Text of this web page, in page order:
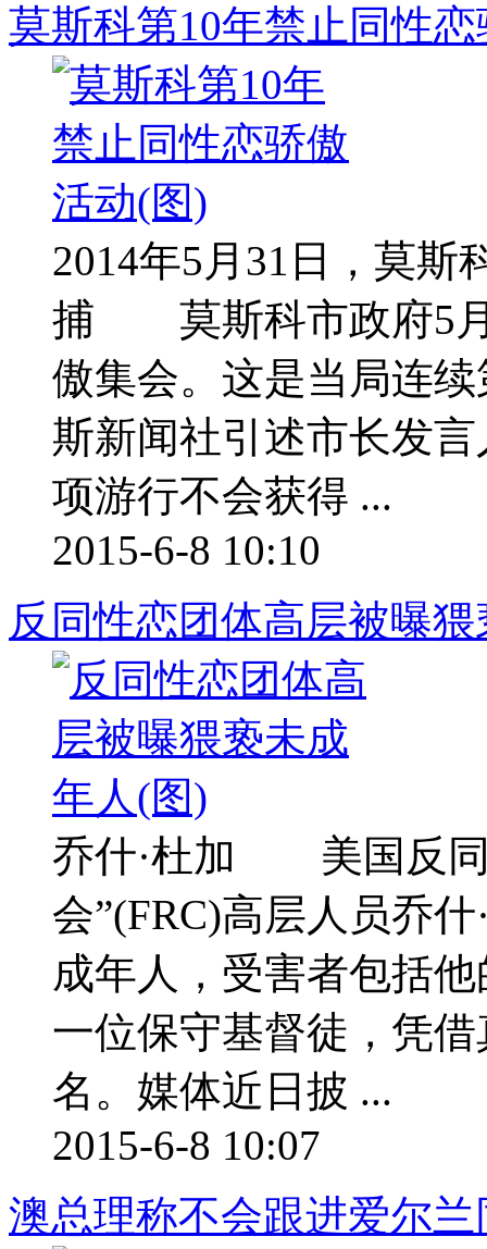
莫斯科第10年禁止同性
2014年5月31日，莫斯
捕 莫斯科市政府5月
傲集会。这是当局连
斯新闻社引述市长发
项游行不会获得 ...
2015-6-8 10:10
反同性恋团体高层被曝
乔什·杜加 美国反同
会”(FRC)高层人员乔
成年人，受害者包括
一位保守基督徒，凭
名。媒体近日披 ...
2015-6-8 10:07
澳总理称不会跟进爱尔